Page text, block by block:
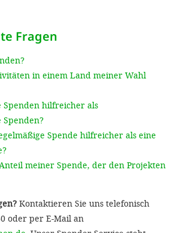
Fragen
in einem Land meiner Wahl
hilfreicher als
Spende hilfreicher als eine
meiner Spende, der den Projekten
Kontaktieren Sie uns telefonisch
oder per E-Mail an